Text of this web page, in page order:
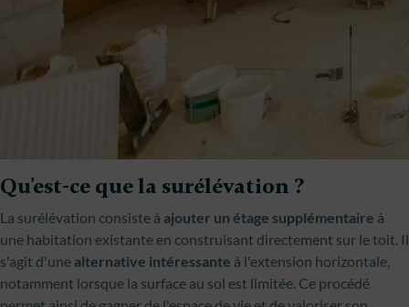
Qu'est-ce que la surélévation ?
La surélévation consiste à ajouter un étage supplémentaire à
une habitation existante en construisant directement sur le toit. Il
s'agit d'une alternative intéressante à l'extension horizontale,
notamment lorsque la surface au sol est limitée. Ce procédé